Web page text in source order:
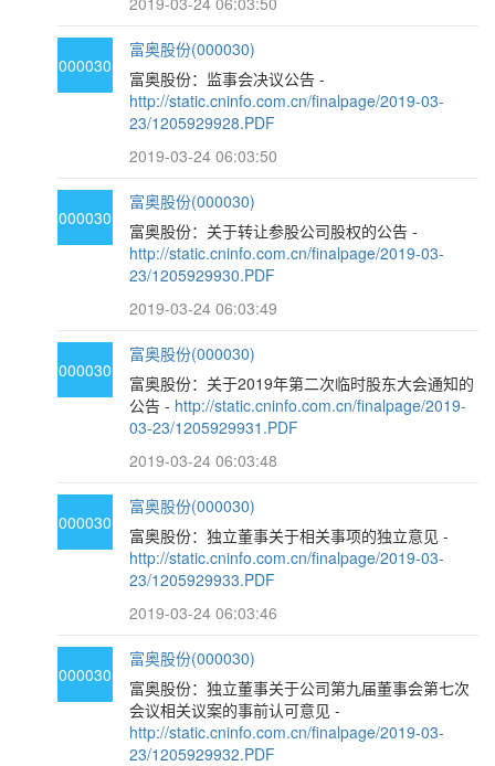
000030
富奥股份(000030)
富奥股份：监事会决议公告 -
http://static.cninfo.com.cn/finalpage/2019-03-
23/1205929928.PDF
2019-03-24 06:03:50
000030
富奥股份(000030)
富奥股份：关于转让参股公司股权的公告 -
http://static.cninfo.com.cn/finalpage/2019-03-
23/1205929930.PDF
2019-03-24 06:03:49
000030
富奥股份(000030)
富奥股份：关于2019年第二次临时股东大会通知的
公告 - http://static.cninfo.com.cn/finalpage/2019-
03-23/1205929931.PDF
2019-03-24 06:03:48
000030
富奥股份(000030)
富奥股份：独立董事关于相关事项的独立意见 -
http://static.cninfo.com.cn/finalpage/2019-03-
23/1205929933.PDF
2019-03-24 06:03:46
000030
富奥股份(000030)
富奥股份：独立董事关于公司第九届董事会第七次
会议相关议案的事前认可意见 -
http://static.cninfo.com.cn/finalpage/2019-03-
23/1205929932.PDF